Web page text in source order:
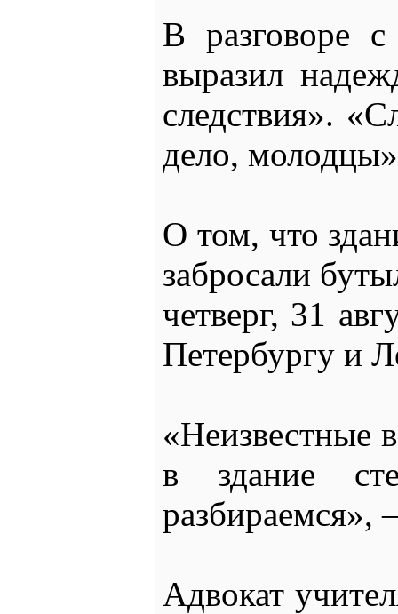
В разговоре
выразил
следствия».
дело,
О том, что
забросали
четверг, 31
Петербургу и
«Неизвестные
в здание
разбираемся»,
Адвокат